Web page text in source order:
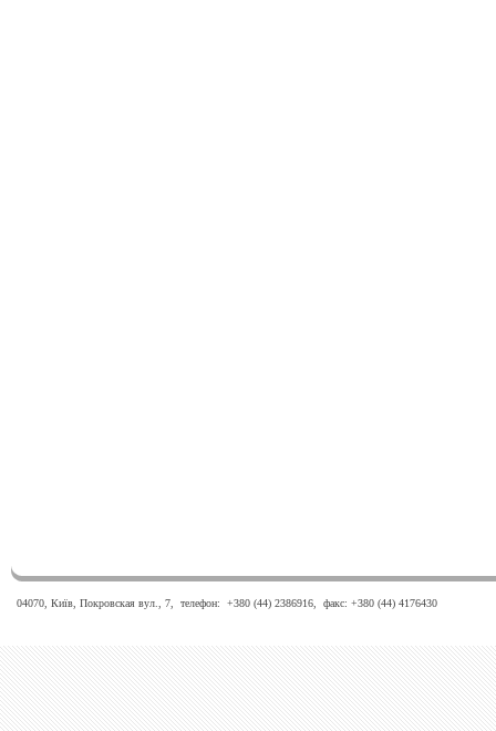
04070, Київ, Покровская вул., 7, телефон: +380 (44) 2386916, факс: +380 (44) 4176430